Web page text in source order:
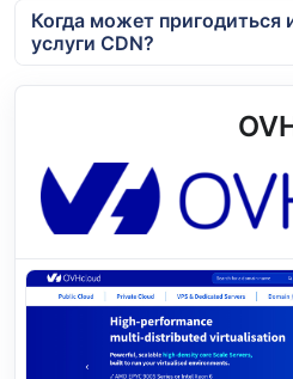
Когда может пригодиться
услуги CDN?